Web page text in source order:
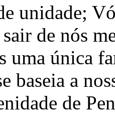
unidade;
de nós
uma única
baseia a
de